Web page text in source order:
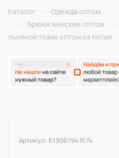
Каталог — Одежда оптом —
—
Брюки женские оптом —
льняной ткани оптом из Китая
Артикул: 613067941574